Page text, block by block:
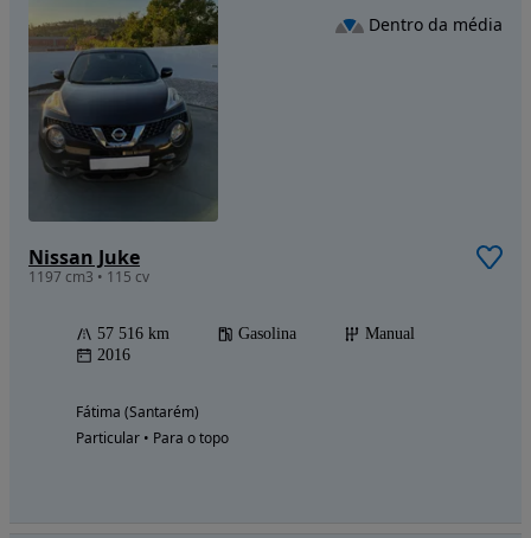
Nissan Juke
1197 cm3 • 115 cv
57 516 km Gasolina
Manual
2016
Fátima (Santarém)
Particular • Para o topo
Dentro da média